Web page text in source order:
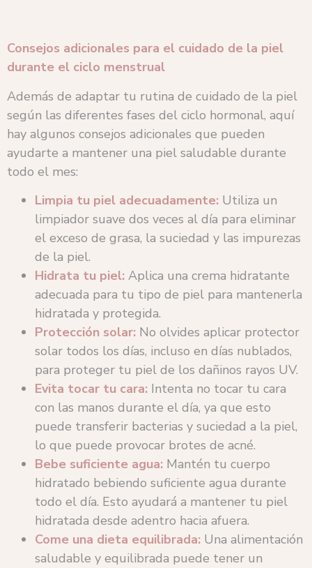
Consejos adicionales para el cuidado de la piel
durante el ciclo menstrual
Además de adaptar tu rutina de cuidado de la piel
según las diferentes fases del ciclo hormonal, aquí
hay algunos consejos adicionales que pueden
ayudarte a mantener una piel saludable durante
todo el mes:
Limpia tu piel adecuadamente: Utiliza un
limpiador suave dos veces al día para eliminar
el exceso de grasa, la suciedad y las impurezas
de la piel.
Hidrata tu piel: Aplica una crema hidratante
adecuada para tu tipo de piel para mantenerla
hidratada y protegida.
Protección solar: No olvides aplicar protector
solar todos los días, incluso en días nublados,
para proteger tu piel de los dañinos rayos UV.
Evita tocar tu cara: Intenta no tocar tu cara
con las manos durante el día, ya que esto
puede transferir bacterias y suciedad a la piel,
lo que puede provocar brotes de acné.
Bebe suficiente agua: Mantén tu cuerpo
hidratado bebiendo suficiente agua durante
todo el día. Esto ayudará a mantener tu piel
hidratada desde adentro hacia afuera.
Come una dieta equilibrada: Una alimentación
saludable y equilibrada puede tener un